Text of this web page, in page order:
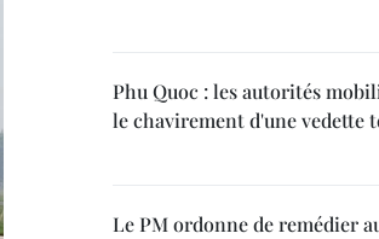
Phu Quoc : les autorités
le chavirement d'une vedette
Le PM ordonne de remédier